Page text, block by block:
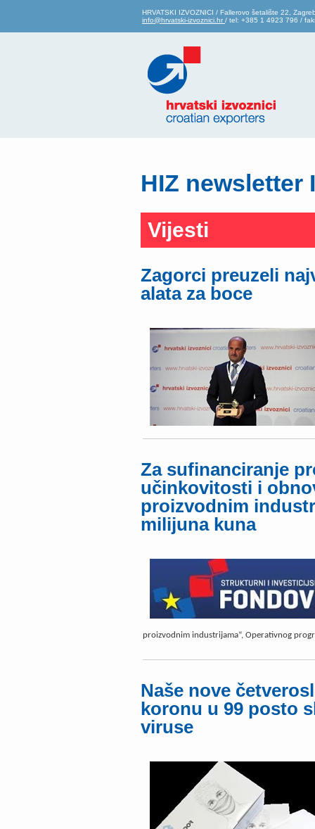
HRVATSKI IZVOZNICI / Fallerovo šetalište 22,
info@hrvatski-izvoznici.hr / tel: +385 1 4923 796 /
HIZ newsletter
Vijesti
Zagorci preuzeli
alata za boce
Za sufinanciranje
učinkovitosti i
proizvodnim
milijuna kuna
proizvodnim industrijama“, Operativnog
Naše nove
koronu u 99 posto
viruse